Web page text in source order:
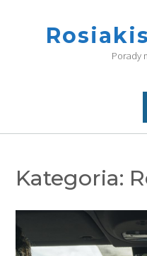
Porady
Kategoria: